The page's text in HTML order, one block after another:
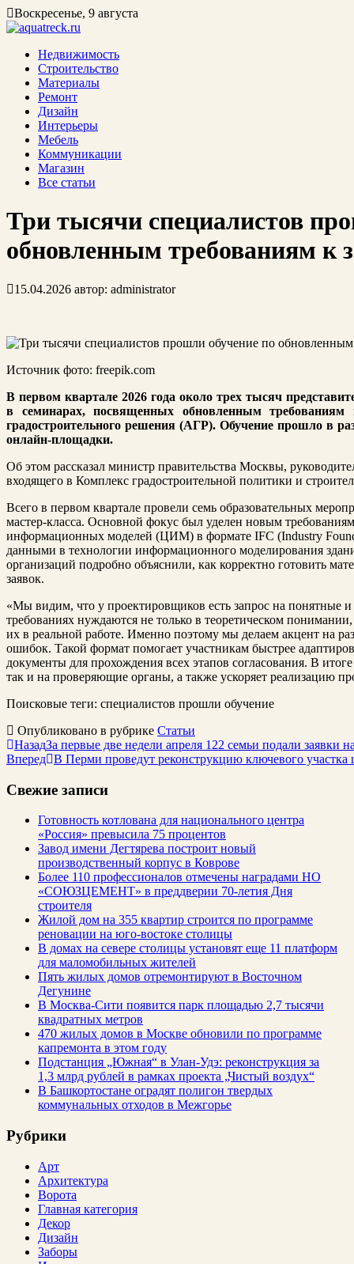
Воскресенье, 9 августа
Недвижимость
Строительство
Материалы
Ремонт
Дизайн
Интерьеры
Мебель
Коммуникации
Магазин
Все статьи
Три тысячи специалистов
обновленным требованиям к
15.04.2026 автор: administrator
Источник фото: freepik.com
В первом квартале 2026 года около трех тысяч
в семинарах, посвященных обновленным требованиям
градостроительного решения (АГР). Обучение прошло в
онлайн-площадки.
Об этом рассказал министр правительства Москвы,
входящего в Комплекс градостроительной политики и
Всего в первом квартале провели семь образовательных
мастер-класса. Основной фокус был уделен новым
информационных моделей (ЦИМ) в формате IFC (Industry
данными в технологии информационного моделирования
организаций подробно объяснили, как корректно готовить
заявок.
«Мы видим, что у проектировщиков есть запрос на понятные
требованиях нуждаются не только в теоретическом
их в реальной работе. Именно поэтому мы делаем акцент на
ошибок. Такой формат помогает участникам быстрее
документы для прохождения всех этапов согласования. В
так и на проверяющие органы, а также ускоряет реализацию
Поисковые теги: специалистов прошли обучение
Опубликовано в рубрике Статьи
НазадЗа первые две недели апреля 122 семьи подали
Вперед В Перми проведут реконструкцию ключевого участка
Свежие записи
Готовность котлована для национального центра
«Россия» превысила 75 процентов
Завод имени Дегтярева построит новый
производственный корпус в Коврове
Более 110 профессионалов отмечены наградами НО
«СОЮЗЦЕМЕНТ» в преддверии 70-летия Дня
строителя
Жилой дом на 355 квартир строится по программе
реновации на юго-востоке столицы
В домах на севере столицы установят еще 11 платформ
для маломобильных жителей
Пять жилых домов отремонтируют в Восточном
Дегунине
В Москва-Сити появится парк площадью 2,7 тысячи
квадратных метров
470 жилых домов в Москве обновили по программе
капремонта в этом году
Подстанция „Южная“ в Улан‑Удэ: реконструкция за
1,3 млрд рублей в рамках проекта „Чистый воздух“
В Башкортостане оградят полигон твердых
коммунальных отходов в Межгорье
Рубрики
Арт
Архитектура
Ворота
Главная категория
Декор
Дизайн
Заборы